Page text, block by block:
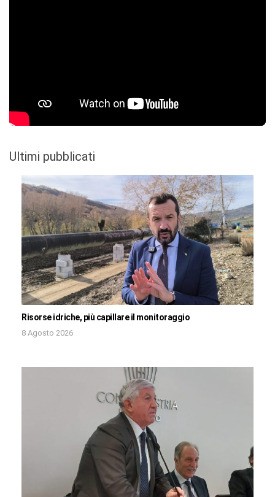
Ultimi pubblicati
Risorse idriche, più capillare il monitoraggio
8 Agosto 2026